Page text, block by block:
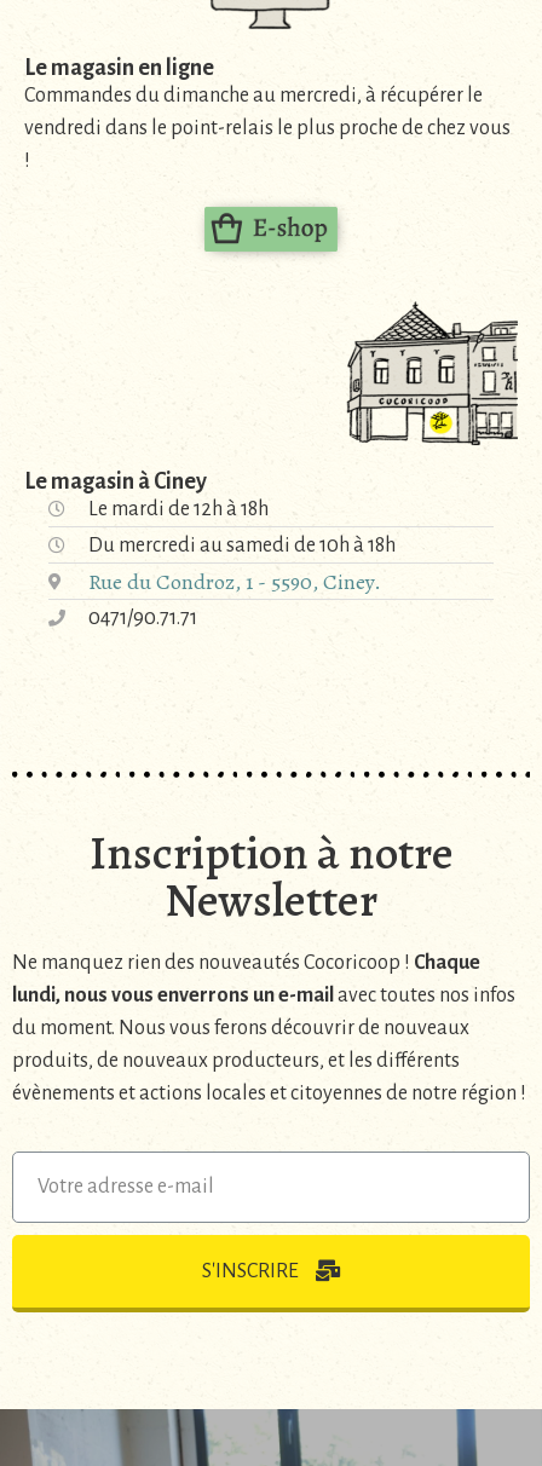
Le magasin en ligne
Commandes du dimanche au mercredi, à récupérer le
vendredi dans le point-relais le plus proche de chez vous
!
Le magasin à Ciney
Le mardi de 12h à 18h
Du mercredi au samedi de 10h à 18h
Rue du Condroz, 1 - 5590, Ciney.
0471/90.71.71
Inscription à notre
Newsletter
Ne manquez rien des nouveautés Cocoricoop ! Chaque
lundi, nous vous enverrons un e-mail avec toutes nos infos
du moment. Nous vous ferons découvrir de nouveaux
produits, de nouveaux producteurs, et les différents
évènements et actions locales et citoyennes de notre région !
S'INSCRIRE